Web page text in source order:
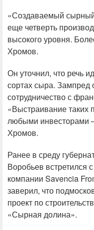
«Создаваемый сырный
еще четверть
высокого уровня.
Хромов.
Он уточнил, что речь
сортах сыра. Зампред
сотрудничество с
«Выстраивание таких
любыми инвесторами
Хромов.
Ранее в среду
Воробьев встретился
компании Savencia
заверил, что
проект по
«Сырная долина».